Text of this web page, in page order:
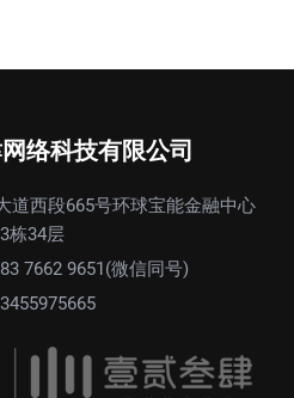
络科技有限公司
道西段665号环球宝能金融中心
栋34层
7662 9651(微信同号)